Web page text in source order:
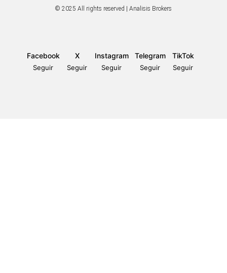
© 2025 All rights reserved | Analisis Brokers
Facebook
Seguir
X
Seguir
Instagram
Seguir
Telegram
Seguir
TikTok
Seguir